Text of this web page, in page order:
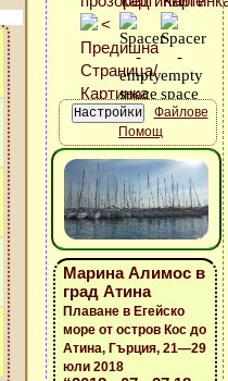
Файлове
Помощ
Марина Алимос в
град Атина
Плаване в Егейско
море от остров Кос до
Атина, Гърция, 21—29
юли 2018